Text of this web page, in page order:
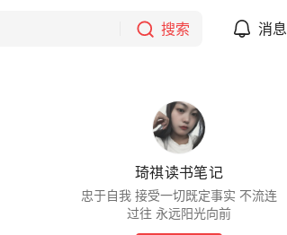
搜索 消息
琦祺读书笔记
忠于自我 接受一切既定事实 不流连
过往 永远阳光向前